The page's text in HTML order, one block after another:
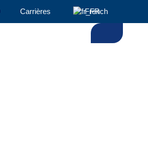
Carrières French